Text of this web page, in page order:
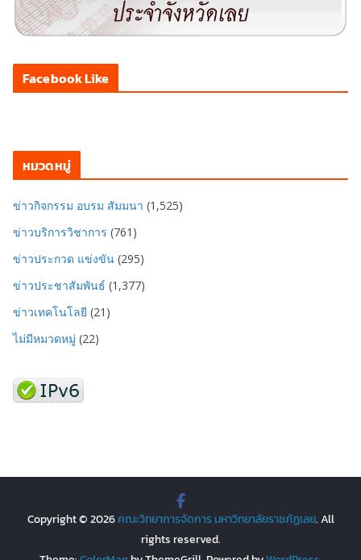
Facebook Like
หมวดหมู่
ข่าวกิจกรรม อบรม สัมมนา (1,525)
ข่าวบริการวิชาการ (761)
ข่าวประกวด แข่งขัน (295)
ข่าวประชาสัมพันธ์ (1,377)
ข่าวเทคโนโลยี (21)
ไม่มีหมวดหมู่ (22)
Copyright © 2026คณะวิทยาการจัดการ มหาวิทยาลัยราชภัฏเลย. All
rights reserved.